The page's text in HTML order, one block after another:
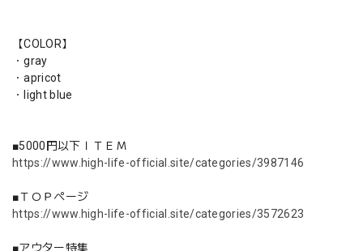
【COLOR】
・gray
・apricot
・light blue
■5000円以下ＩＴＥＭ
https://www.high-life-official.site/categories/3987146
■ＴＯＰページ
https://www.high-life-official.site/categories/3572623
■アウター特集